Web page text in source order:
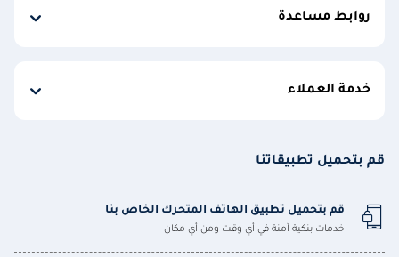
روابط مساعدة
خدمة العملاء
قم بتحميل تطبيقاتنا
قم بتحميل تطبيق الهاتف المتحرك الخاص بنا
خدمات بنكية آمنة في أي وقت ومن أي مكان